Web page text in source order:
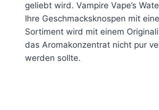
geliebt wird. Vampire Vape’s
Ihre Geschmacksknospen mit
Sortiment wird mit einem
das Aromakonzentrat nicht pur
werden sollte.